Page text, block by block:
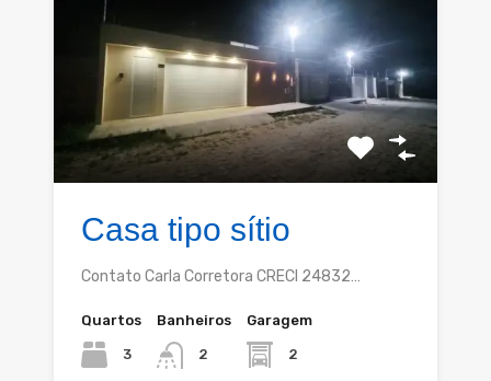
Casa tipo sítio
Contato Carla Corretora CRECI 24832…
Quartos
3
Banheiros
2
Garagem
2